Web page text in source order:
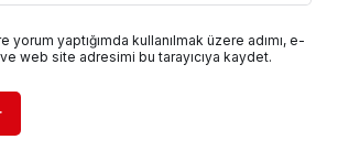
yorum yaptığımda kullanılmak üzere adımı, e-
web site adresimi bu tarayıcıya kaydet.